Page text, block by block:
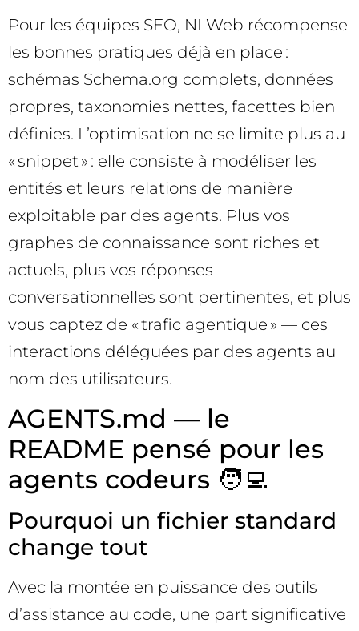
Pour les équipes SEO, NLWeb récompense
les bonnes pratiques déjà en place :
schémas Schema.org complets, données
propres, taxonomies nettes, facettes bien
définies. L’optimisation ne se limite plus au
« snippet » : elle consiste à modéliser les
entités et leurs relations de manière
exploitable par des agents. Plus vos
graphes de connaissance sont riches et
actuels, plus vos réponses
conversationnelles sont pertinentes, et plus
vous captez de « trafic agentique » — ces
interactions déléguées par des agents au
nom des utilisateurs.
AGENTS.md — le
README pensé pour les
agents codeurs 🧑‍💻
Pourquoi un fichier standard
change tout
Avec la montée en puissance des outils
d’assistance au code, une part significative